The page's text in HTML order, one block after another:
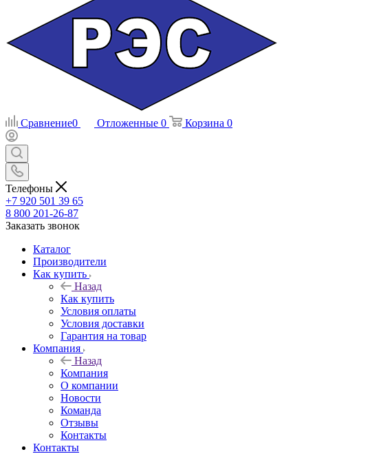
Сравнение0 Отложенные 0 Корзина 0
Телефоны
+7 920 501 39 65
8 800 201-26-87
Заказать звонок
Каталог
Производители
Как купить
Назад
Как купить
Условия оплаты
Условия доставки
Гарантия на товар
Компания
Назад
Компания
О компании
Новости
Команда
Отзывы
Контакты
Контакты